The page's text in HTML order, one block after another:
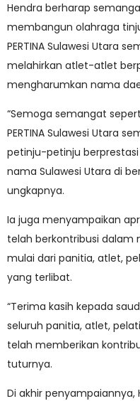
Hendra berharap
membangun olahraga
PERTINA Sulawesi Utara
melahirkan atlet-atlet
mengharumkan nama
“Semoga semangat
PERTINA Sulawesi Utara
petinju-petinju
nama Sulawesi Utara di
ungkapnya.
Ia juga menyampaikan
telah berkontribusi dalam
mulai dari panitia, atlet,
yang terlibat.
“Terima kasih kepada
seluruh panitia, atlet,
telah memberikan
tuturnya.
Di akhir